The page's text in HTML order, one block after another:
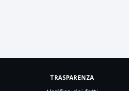
TRASPARENZA